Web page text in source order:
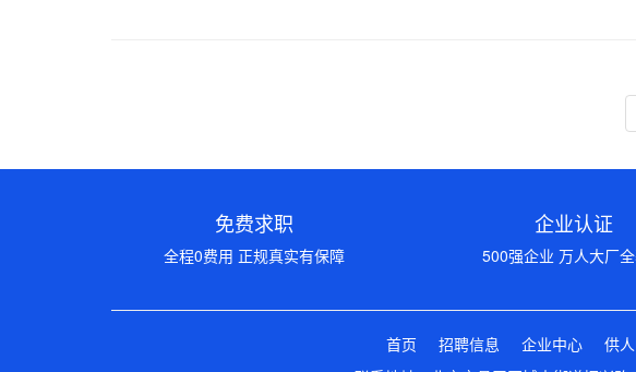
免费求职
全程0费用 正规真实有保障
企业认证
500强企业 万人大厂
首页 招聘信息 企业中心 供